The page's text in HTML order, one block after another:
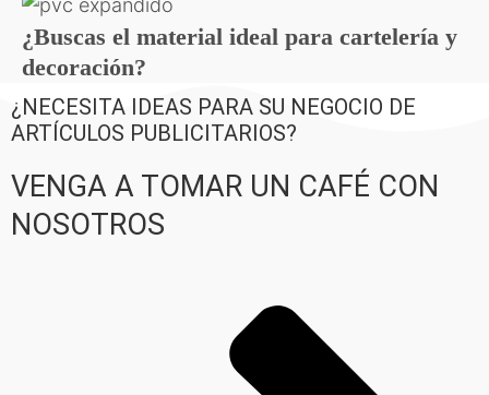
¿Buscas el material ideal para cartelería y
decoración?
¿NECESITA IDEAS PARA SU NEGOCIO DE
ARTÍCULOS PUBLICITARIOS?
VENGA A TOMAR UN CAFÉ CON
NOSOTROS